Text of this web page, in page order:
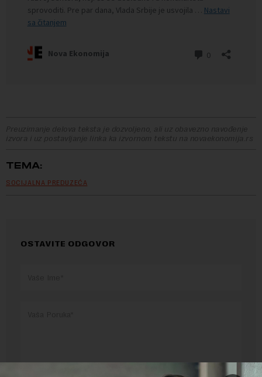
Preuzimanje delova teksta je dozvoljeno, ali uz obavezno navođenje
izvora i uz postavljanje linka ka izvornom tekstu na novaekonomija.rs
TEMA:
SOCIJALNA PREDUZEĆA
OSTAVITE ODGOVOR